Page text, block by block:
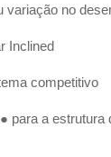
variação no
Inclined
competitivo
para a estrutura